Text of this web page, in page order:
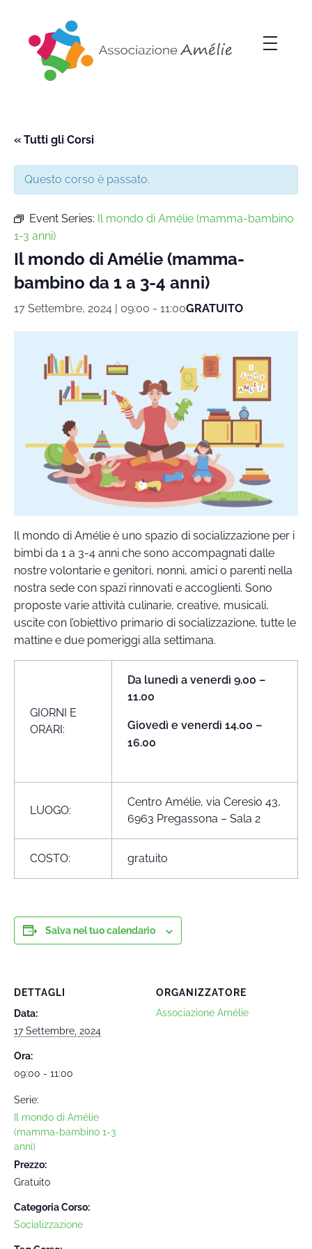
« Tutti gli Corsi
Questo corso è passato.
Event Series: Il mondo di Amélie (mamma-bambino
1-3 anni)
Il mondo di Amélie (mamma-
bambino da 1 a 3-4 anni)
17 Settembre, 2024 | 09:00 - 11:00GRATUITO
Il mondo di Amélie è uno spazio di socializzazione per i
bimbi da 1 a 3-4 anni che sono accompagnati dalle
nostre volontarie e genitori, nonni, amici o parenti nella
nostra sede con spazi rinnovati e accoglienti. Sono
proposte varie attività culinarie, creative, musicali,
uscite con l’obiettivo primario di socializzazione, tutte le
mattine e due pomeriggi alla settimana.
GIORNI E
ORARI:
Da lunedì a venerdì 9.00 –
11.00
Giovedì e venerdì 14.00 –
16.00
LUOGO:
Centro Amélie, via Ceresio 43,
6963 Pregassona – Sala 2
COSTO: gratuito
Salva nel tuo calendario
DETTAGLI
Data:
17 Settembre, 2024
Ora:
09:00 - 11:00
Serie:
Il mondo di Amélie
(mamma-bambino 1-3
anni)
Prezzo:
Gratuito
Categoria Corso:
Socializzazione
ORGANIZZATORE
Associazione Amélie